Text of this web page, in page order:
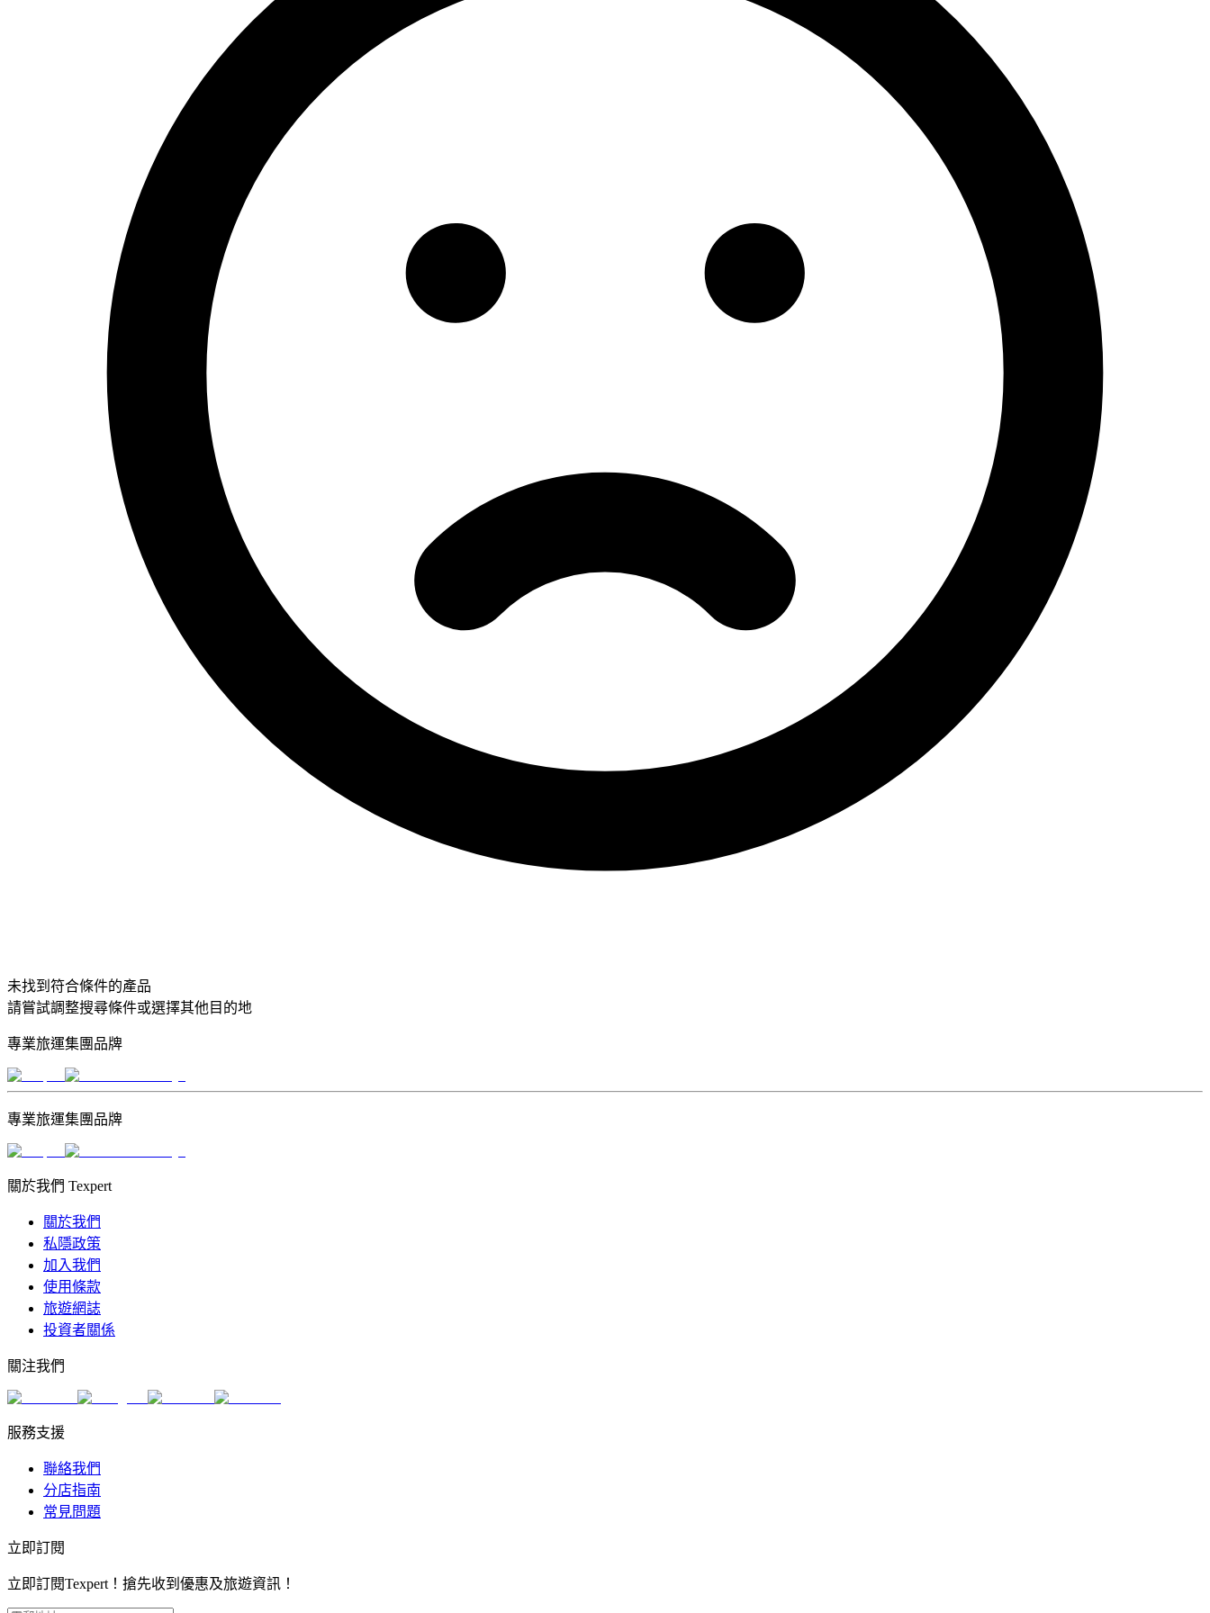
未找到符合條件的產品
請嘗試調整搜尋條件或選擇其他目的地
專業旅運集團品牌
專業旅運集團品牌
關於我們 Texpert
關於我們
私隱政策
加入我們
使用條款
旅遊網誌
投資者關係
關注我們
服務支援
聯絡我們
分店指南
常見問題
立即訂閱
立即訂閱Texpert！搶先收到優惠及旅遊資訊！